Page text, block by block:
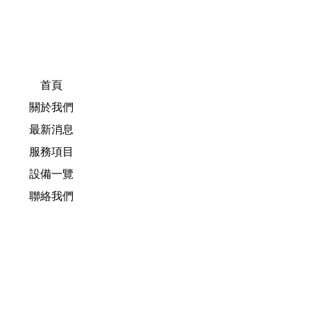
首頁
關於我們
最新消息
服務項目
設備一覽
聯絡我們